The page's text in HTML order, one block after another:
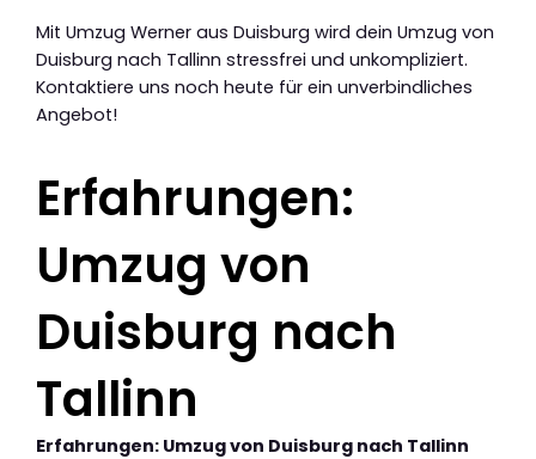
Mit Umzug Werner aus Duisburg wird dein Umzug von
Duisburg nach Tallinn stressfrei und unkompliziert.
Kontaktiere uns noch heute für ein unverbindliches
Angebot!
Erfahrungen:
Umzug von
Duisburg nach
Tallinn
Erfahrungen: Umzug von Duisburg nach Tallinn